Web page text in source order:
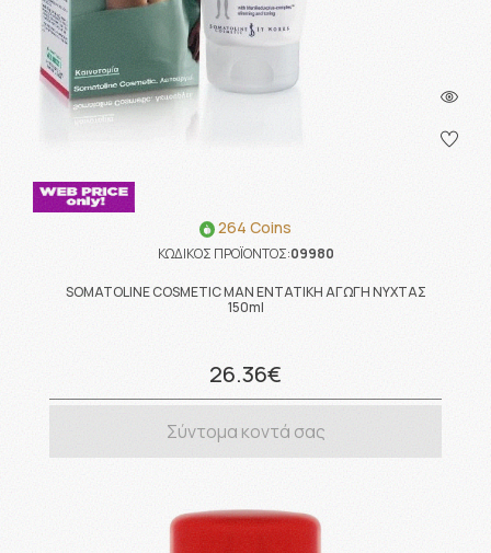
264 Coins
ΚΩΔΙΚΟΣ ΠΡΟΪΟΝΤΟΣ:09980
SOMATOLINE COSMETIC MAN ΕΝΤΑΤΙΚΗ ΑΓΩΓΗ ΝΥΧΤΑΣ
150ml
26.36€
Σύντομα κοντά σας